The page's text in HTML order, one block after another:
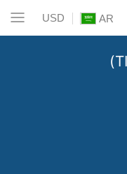
AR
USD